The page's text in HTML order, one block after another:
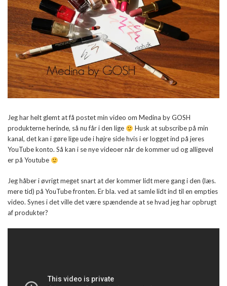
Jeg har helt glemt at få postet min video om Medina by GOSH
produkterne herinde, så nu får i den lige
Husk at subscribe på min
kanal, det kan i gøre lige ude i højre side hvis i er logget ind på jeres
YouTube konto. Så kan i se nye videoer når de kommer ud og alligevel
er på Youtube
Jeg håber i øvrigt meget snart at der kommer lidt mere gang i den (læs.
mere tid) på YouTube fronten. Er bla. ved at samle lidt ind til en empties
video. Synes i det ville det være spændende at se hvad jeg har opbrugt
af produkter?